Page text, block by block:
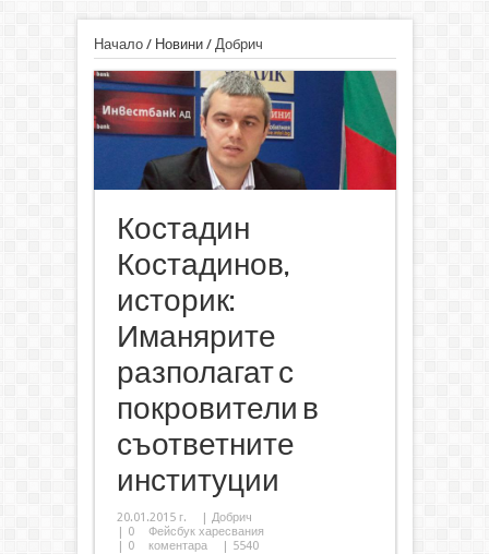
Начало/ Новини/ Добрич
Костадин
Костадинов,
историк:
Иманярите
разполагат с
покровители в
съответните
институции
20.01.2015 г. | Добрич
| 0
Фейсбук харесвания
| 0 коментара | 5540